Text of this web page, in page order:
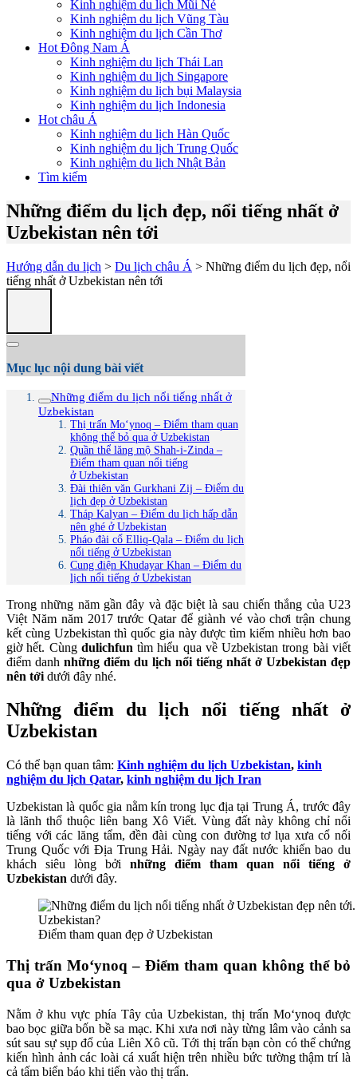
Kinh nghiệm du lịch Mũi Né
Kinh nghiệm du lịch Vũng Tàu
Kinh nghiệm du lịch Cần Thơ
Hot Đông Nam Á
Kinh nghiệm du lịch Thái Lan
Kinh nghiệm du lịch Singapore
Kinh nghiệm du lịch bụi Malaysia
Kinh nghiệm du lịch Indonesia
Hot châu Á
Kinh nghiệm du lịch Hàn Quốc
Kinh nghiệm du lịch Trung Quốc
Kinh nghiệm du lịch Nhật Bản
Tìm kiếm
Những điểm du lịch đẹp, nổi tiếng nhất ở
Uzbekistan nên tới
Hướng dẫn du lịch > Du lịch châu Á > Những điểm du lịch đẹp, nổi
tiếng nhất ở Uzbekistan nên tới
Mục lục nội dung bài viết
Những điểm du lịch nổi tiếng nhất ở
Uzbekistan
Thị trấn Mo‘ynoq – Điểm tham quan
không thể bỏ qua ở Uzbekistan
Quần thể lăng mộ Shah-i-Zinda –
Điểm tham quan nổi tiếng
ở Uzbekistan
Đài thiên văn Gurkhani Zij – Điểm du
lịch đẹp ở Uzbekistan
Tháp Kalyan – Điểm du lịch hấp dẫn
nên ghé ở Uzbekistan
Pháo đài cổ Elliq-Qala – Điểm du lịch
nổi tiếng ở Uzbekistan
Cung điện Khudayar Khan – Điểm du
lịch nổi tiếng ở Uzbekistan
Trong những năm gần đây và đặc biệt là sau chiến thắng của U23
Việt Năm năm 2017 trước Qatar để giành vé vào chơi trận chung
kết cùng Uzbekistan thì quốc gia này được tìm kiếm nhiều hơn bao
giờ hết. Cùng dulichfun tìm hiểu qua về Uzbekistan trong bài viết
điểm danh những điểm du lịch nổi tiếng nhất ở Uzbekistan đẹp
nên tới dưới đây nhé.
Những điểm du lịch nổi tiếng nhất ở
Uzbekistan
Có thể bạn quan tâm: Kinh nghiệm du lịch Uzbekistan, kinh
nghiệm du lịch Qatar, kinh nghiệm du lịch Iran
Uzbekistan là quốc gia nằm kín trong lục địa tại Trung Á, trước đây
là lãnh thổ thuộc liên bang Xô Viết. Vùng đất này không chỉ nổi
tiếng với các lăng tẩm, đền đài cùng con đường tơ lụa xưa cổ nối
Trung Quốc với Địa Trung Hải. Ngày nay đất nước khiến bao du
khách siêu lòng bởi những điểm tham quan nổi tiếng ở
Uzbekistan dưới đây.
Điểm tham quan đẹp ở Uzbekistan
Thị trấn Mo‘ynoq – Điểm tham quan không thể bỏ
qua ở Uzbekistan
Nằm ở khu vực phía Tây của Uzbekistan, thị trấn Mo‘ynoq được
bao bọc giữa bốn bề sa mạc. Khi xưa nơi này từng lâm vào cảnh sa
sút sau sự sụp đổ của Liên Xô cũ. Tới thị trấn bạn còn có thể chứng
kiến hình ảnh các loài cá xuất hiện trên nhiều bức tường thậm trí là
cả tấm biển báo khi tiến vào thị trấn.